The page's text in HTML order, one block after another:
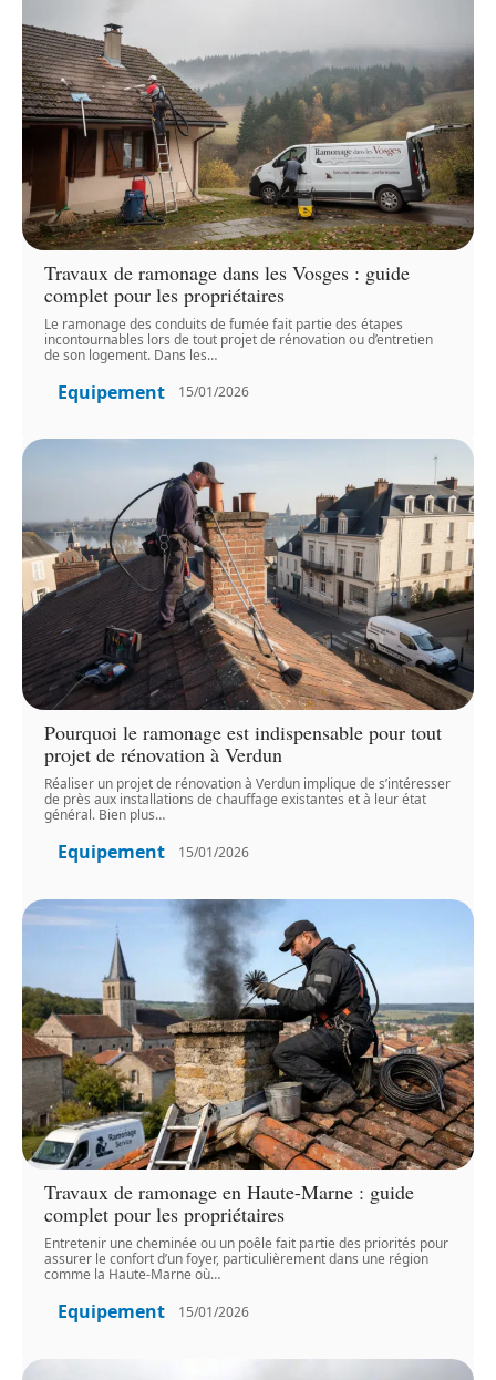
Travaux de ramonage dans les Vosges : guide
complet pour les propriétaires
Le ramonage des conduits de fumée fait partie des étapes
incontournables lors de tout projet de rénovation ou d’entretien
de son logement. Dans les…
Equipement 15/01/2026
Pourquoi le ramonage est indispensable pour tout
projet de rénovation à Verdun
Réaliser un projet de rénovation à Verdun implique de s’intéresser
de près aux installations de chauffage existantes et à leur état
général. Bien plus…
Equipement 15/01/2026
Travaux de ramonage en Haute-Marne : guide
complet pour les propriétaires
Entretenir une cheminée ou un poêle fait partie des priorités pour
assurer le confort d’un foyer, particulièrement dans une région
comme la Haute-Marne où…
Equipement 15/01/2026